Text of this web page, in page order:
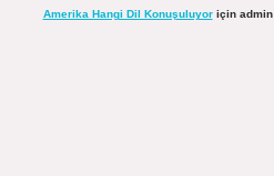
Amerika Hangi Dil Konuşuluyoriçin admin